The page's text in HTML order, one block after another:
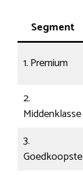
Segment
1. Premium
2.
Middenklasse
3.
Goedkoopste